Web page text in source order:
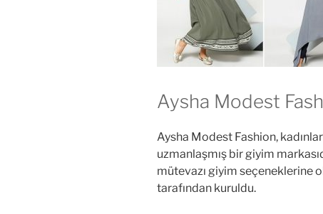
Aysha Modest
Aysha Modest Fashion,
uzmanlaşmış bir giyim
mütevazı giyim seçeneklerine
tarafından kuruldu.